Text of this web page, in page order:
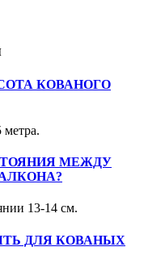
КОВАНОГО
метра.
МЕЖДУ
13-14 см.
ДЛЯ КОВАНЫХ